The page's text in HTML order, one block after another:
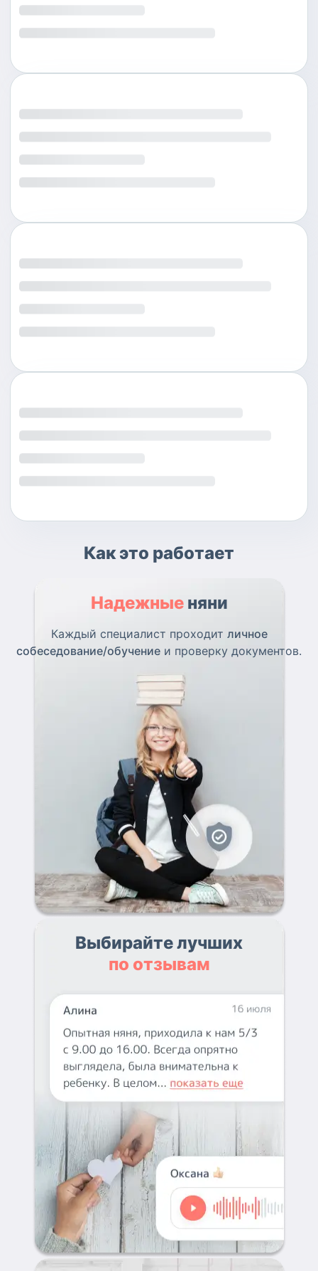
Как это работает
Надежные няни
Каждый специалист проходит личное
собеседование/обучение и проверку документов.
Выбирайте лучших
по отзывам